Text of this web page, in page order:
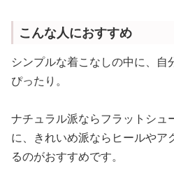
こんな人におすすめ
シンプルな着こなしの中に、自
ぴったり。
ナチュラル派ならフラットシュ
に、きれいめ派ならヒールやア
るのがおすすめです。